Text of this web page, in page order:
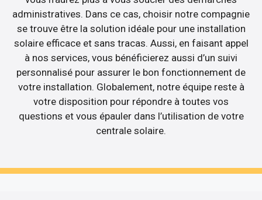
administratives. Dans ce cas, choisir notre compagnie
se trouve être la solution idéale pour une installation
solaire efficace et sans tracas. Aussi, en faisant appel
à nos services, vous bénéficierez aussi d’un suivi
personnalisé pour assurer le bon fonctionnement de
votre installation. Globalement, notre équipe reste à
votre disposition pour répondre à toutes vos
questions et vous épauler dans l’utilisation de votre
centrale solaire.